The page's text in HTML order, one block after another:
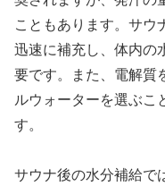
こともあります。サウ
迅速に補充し、体内の
要です。また、電解質
ルウォーターを選ぶこ
す。
サウナ後の水分補給で